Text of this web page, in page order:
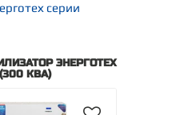
серии
ЭНЕРГОТЕХ
КВА)